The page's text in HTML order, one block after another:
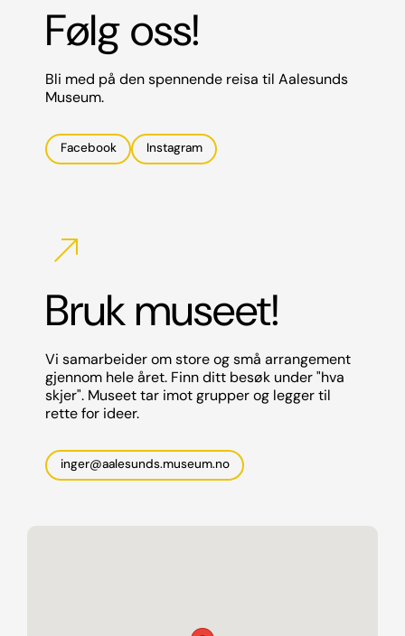
Følg oss!
Bli med på den spennende reisa til Aalesunds
Museum.
Facebook Instagram
north_east
Bruk museet!
Vi samarbeider om store og små arrangement
gjennom hele året. Finn ditt besøk under "hva
skjer". Museet tar imot grupper og legger til
rette for ideer.
inger@aalesunds.museum.no